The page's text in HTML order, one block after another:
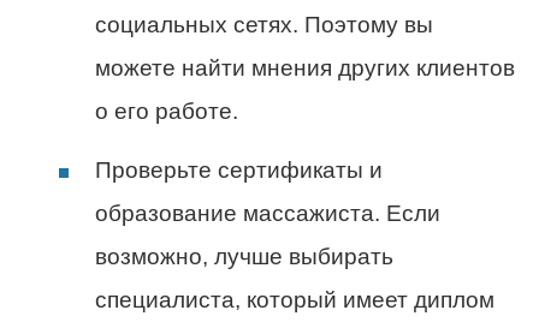
социальных сетях. Поэтому вы
можете найти мнения других клиентов
о его работе.
Проверьте сертификаты и
образование массажиста. Если
возможно, лучше выбирать
специалиста, который имеет диплом